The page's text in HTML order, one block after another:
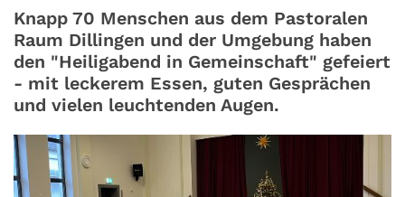
Knapp 70 Menschen aus dem Pastoralen
Raum Dillingen und der Umgebung haben
den "Heiligabend in Gemeinschaft" gefeiert
- mit leckerem Essen, guten Gesprächen
und vielen leuchtenden Augen.